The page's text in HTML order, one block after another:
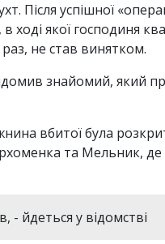
Після успішної
ході якої господиня
не став винятком.
знайомий, який
вбитої була
та Мельник, де
- йдеться у відомстві